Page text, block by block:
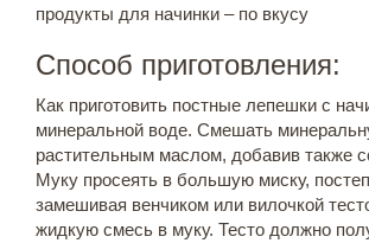
продукты для начинки – по вкусу
Способ приготовления:
Как приготовить постные лепешки с
минеральной воде. Смешать
растительным маслом, добавив также
Муку просеять в большую миску,
замешивая венчиком или вилочкой
жидкую смесь в муку. Тесто должно